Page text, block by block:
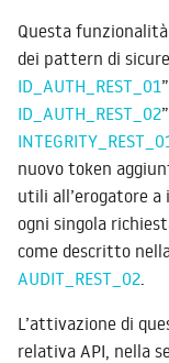
Questa
dei pattern di
ID_AUTH_REST_01
ID_AUTH_REST_02
nuovo token
utili all’erogatore
ogni singola
come descritto
AUDIT_REST_02
L’attivazione di
relativa API, nella